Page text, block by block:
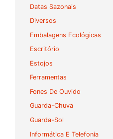
Datas Sazonais
Diversos
Embalagens Ecológicas
Escritório
Estojos
Ferramentas
Fones De Ouvido
Guarda-Chuva
Guarda-Sol
Informática E Telefonia